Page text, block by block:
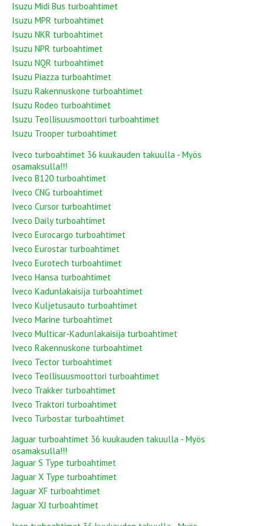
Isuzu Midi Bus turboahtimet
Isuzu MPR turboahtimet
Isuzu NKR turboahtimet
Isuzu NPR turboahtimet
Isuzu NQR turboahtimet
Isuzu Piazza turboahtimet
Isuzu Rakennuskone turboahtimet
Isuzu Rodeo turboahtimet
Isuzu Teollisuusmoottori turboahtimet
Isuzu Trooper turboahtimet
Iveco turboahtimet 36 kuukauden takuulla - Myös
osamaksulla!!!
Iveco B120 turboahtimet
Iveco CNG turboahtimet
Iveco Cursor turboahtimet
Iveco Daily turboahtimet
Iveco Eurocargo turboahtimet
Iveco Eurostar turboahtimet
Iveco Eurotech turboahtimet
Iveco Hansa turboahtimet
Iveco Kadunlakaisija turboahtimet
Iveco Kuljetusauto turboahtimet
Iveco Marine turboahtimet
Iveco Multicar-Kadunlakaisija turboahtimet
Iveco Rakennuskone turboahtimet
Iveco Tector turboahtimet
Iveco Teollisuusmoottori turboahtimet
Iveco Trakker turboahtimet
Iveco Traktori turboahtimet
Iveco Turbostar turboahtimet
Jaguar turboahtimet 36 kuukauden takuulla - Myös
osamaksulla!!!
Jaguar S Type turboahtimet
Jaguar X Type turboahtimet
Jaguar XF turboahtimet
Jaguar XJ turboahtimet